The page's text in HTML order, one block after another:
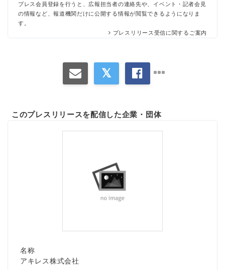
プレス会員登録を行うと、広報担当者の連絡先や、イベント・記者会見
の情報など、報道機関だけに公開する情報が閲覧できるようになりま
す。
プレスリリース受信に関するご案内
このプレスリリースを配信した企業・団体
名称
アキレス株式会社